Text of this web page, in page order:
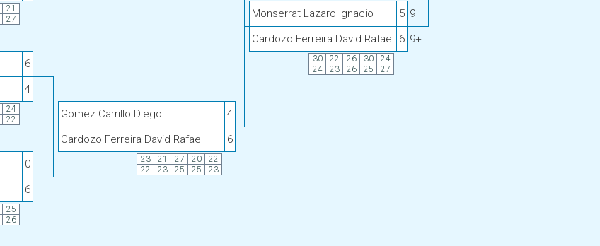
21
27 Monserrat Lazaro Ignacio 5 9
Cardozo Ferreira David Rafael 6 9+
6 30 22 26 30
24
24
23 26 25 27
4
24
22 Gomez Carrillo Diego
4
Cardozo Ferreira David Rafael
6
0 23 21 27 20
22
22
23 25 25 23
6
25
26